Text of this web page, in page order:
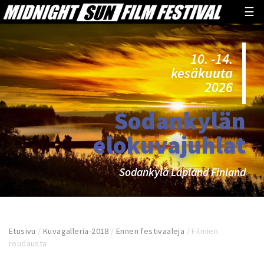
☰
10. -14.
kesäkuuta
2026
Sodankylän
elokuvajuhlat
Sodankylä Lapland Finland
Etusivu /Kuvagalleria-2018 /Ennen festivaaleja / Filmien
roudausta